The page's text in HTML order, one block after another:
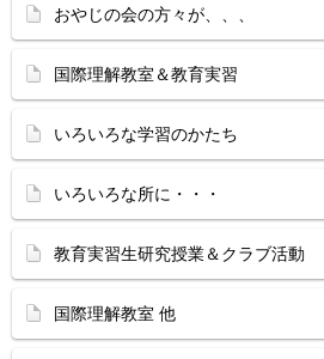
おやじの会の方々が、、、
国際理解教室＆教育実習
いろいろな学習のかたち
いろいろな所に・・・
教育実習生研究授業＆クラブ活動
国際理解教室 他